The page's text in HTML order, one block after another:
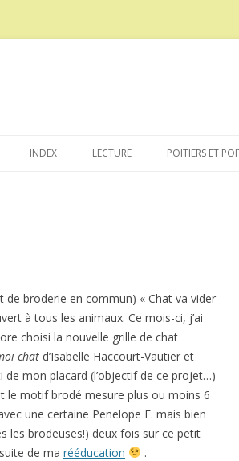
au
INDEX LECTURE POITIERS ET
broderie en commun) « Chat va vider
à tous les animaux. Ce mois-ci, j’ai
choisi la nouvelle grille de chat
chat d’Isabelle Haccourt-Vautier et
de mon placard (l’objectif de ce projet…)
le motif brodé mesure plus ou moins 6
une certaine Penelope F. mais bien
les brodeuses!) deux fois sur ce petit
de ma rééducation .